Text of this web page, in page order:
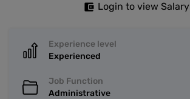
Login to view Salary
Experience level
Experienced
Job Function
Administrative